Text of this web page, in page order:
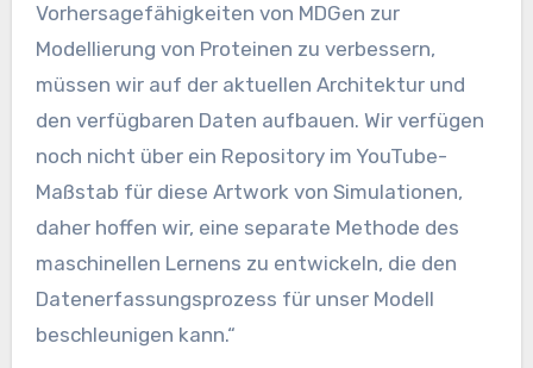
Vorhersagefähigkeiten von MDGen zur
Modellierung von Proteinen zu verbessern,
müssen wir auf der aktuellen Architektur und
den verfügbaren Daten aufbauen. Wir verfügen
noch nicht über ein Repository im YouTube-
Maßstab für diese Artwork von Simulationen,
daher hoffen wir, eine separate Methode des
maschinellen Lernens zu entwickeln, die den
Datenerfassungsprozess für unser Modell
beschleunigen kann.“